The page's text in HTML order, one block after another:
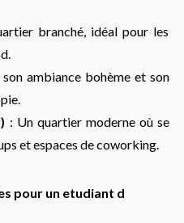
branché, idéal pour les
ambiance bohème et son
: Un quartier moderne où se
et espaces de coworking.
pour un etudiant d